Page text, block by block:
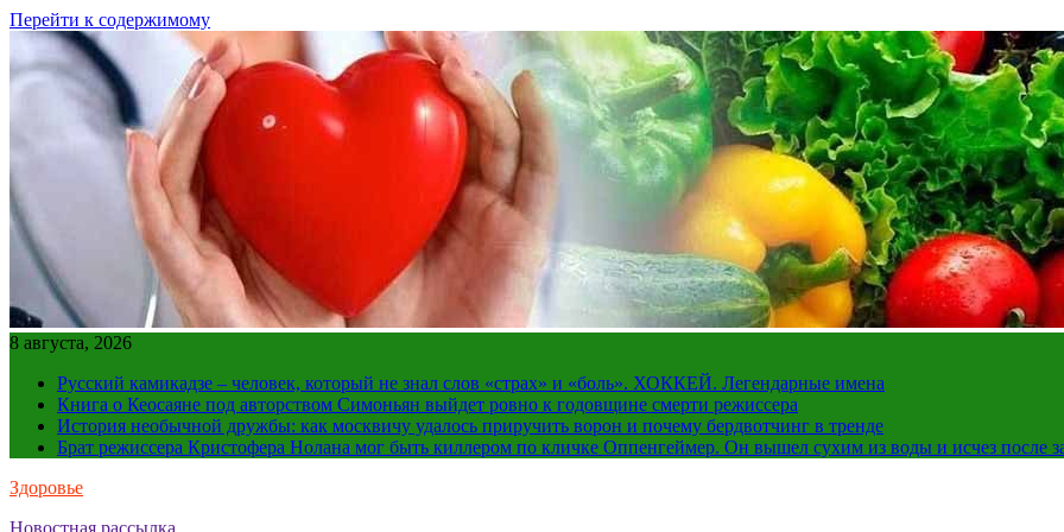
Перейти к содержимому
8 августа, 2026
Русский камикадзе – человек, который не знал слов «страх» и «боль». ХОККЕЙ. Легендарные имена
Книга о Кеосаяне под авторством Симоньян выйдет ровно к годовщине смерти режиссера
История необычной дружбы: как москвичу удалось приручить ворон и почему бердвотчинг в тренде
Брат режиссера Кристофера Нолана мог быть киллером по кличке Оппенгеймер. Он вышел сухим из воды и исчез после
Здоровье
Новостная рассылка